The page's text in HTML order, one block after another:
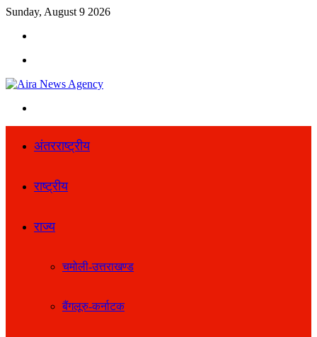
Sunday, August 9 2026
अंतरराष्ट्रीय
राष्ट्रीय
राज्य
चमोली-उत्तराखण्ड
बैंगलूरु-कर्नाटक